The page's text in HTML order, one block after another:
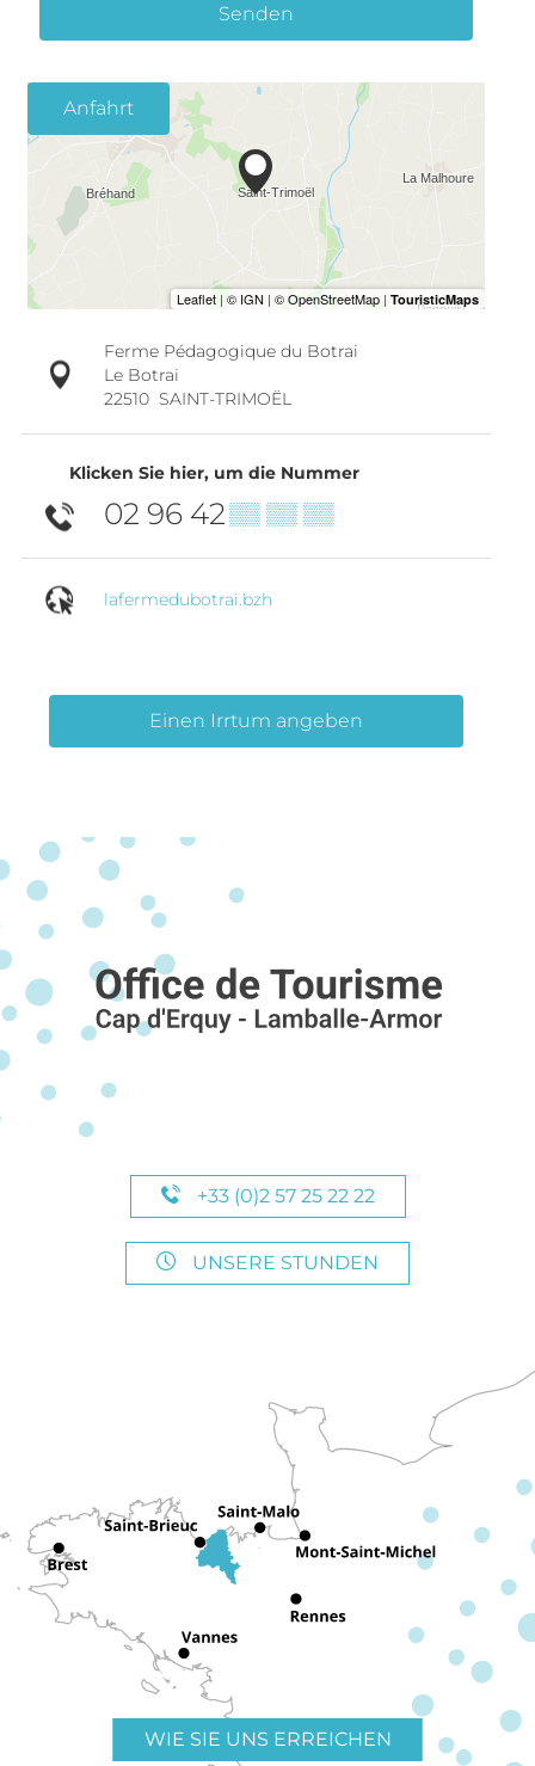
Senden
Anfahrt
Ferme Pédagogique du Botrai
Le Botrai
22510 SAINT-TRIMOËL
Klicken Sie hier, um die Nummer
02 96 42▒▒ ▒▒ ▒▒
lafermedubotrai.bzh
Einen Irrtum angeben
+33 (0)2 57 25 22 22
UNSERE STUNDEN
WIE SIE UNS ERREICHEN